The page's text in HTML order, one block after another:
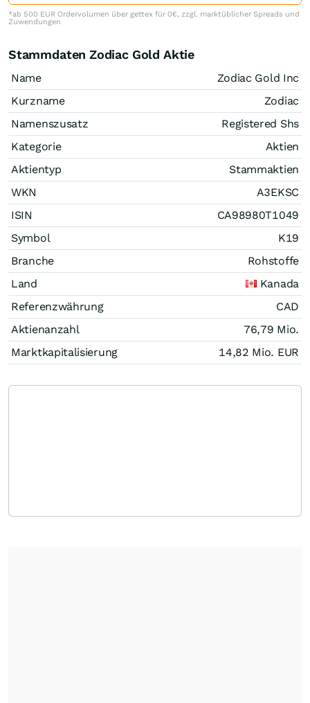
*ab 500 EUR Ordervolumen über gettex für 0€, zzgl. marktüblicher Spreads und
Zuwendungen
Stammdaten Zodiac Gold Aktie
Name
Zodiac Gold Inc
Kurzname
Zodiac
Namenszusatz
Registered Shs
Kategorie
Aktien
Aktientyp
Stammaktien
WKN
A3EKSC
ISIN
CA98980T1049
Symbol
K19
Branche
Rohstoffe
Land
Kanada
Referenzwährung
CAD
Aktienanzahl
76,79 Mio.
Marktkapitalisierung
14,82 Mio. EUR